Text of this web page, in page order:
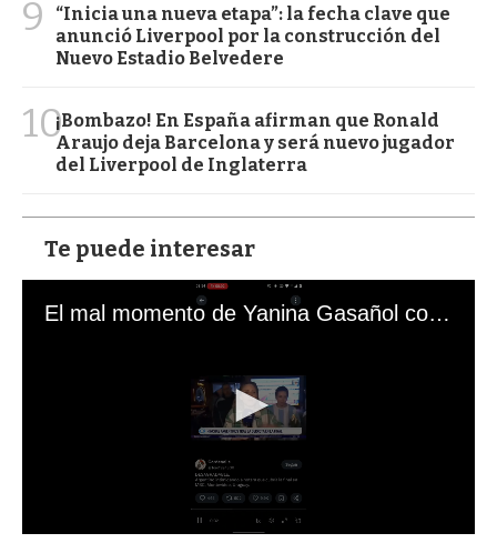
9
“Inicia una nueva etapa”: la fecha clave que
anunció Liverpool por la construcción del
Nuevo Estadio Belvedere
10¡Bombazo! En España afirman que Ronald
Araujo deja Barcelona y será nuevo jugador
del Liverpool de Inglaterra
Te puede interesar
El mal momento de Yanina Gasañol con un hincha argentino en "Subrayado"